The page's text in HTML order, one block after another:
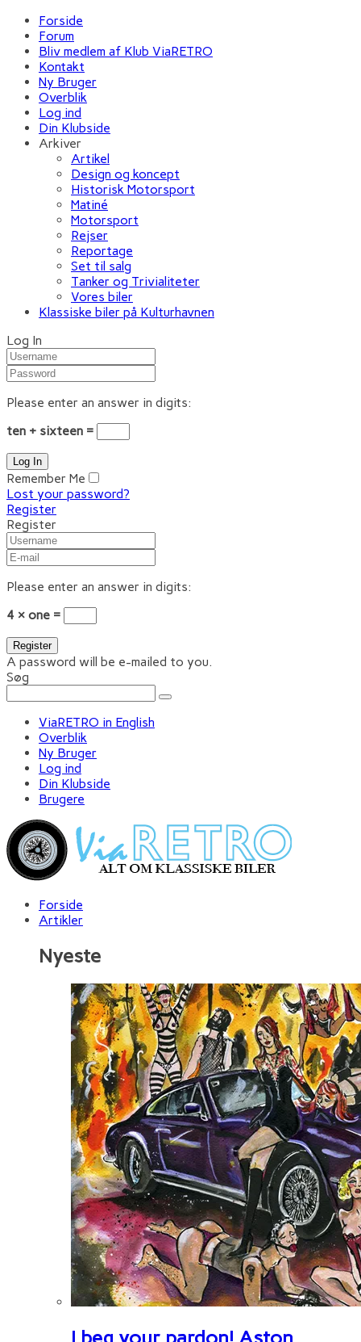
Forside
Forum
Bliv medlem af Klub ViaRETRO
Kontakt
Ny Bruger
Overblik
Log ind
Din Klubside
Arkiver
Artikel
Design og koncept
Historisk Motorsport
Matiné
Motorsport
Rejser
Reportage
Set til salg
Tanker og Trivialiteter
Vores biler
Klassiske biler på Kulturhavnen
Log In
Please enter an answer in digits:
ten + sixteen =
Remember Me
Lost your password?
Register
Register
Please enter an answer in digits:
4 × one =
A password will be e-mailed to you.
Søg
ViaRETRO in English
Overblik
Ny Bruger
Log ind
Din Klubside
Brugere
Forside
Artikler
Nyeste